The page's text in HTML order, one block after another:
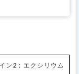
ン2：エクシリウム